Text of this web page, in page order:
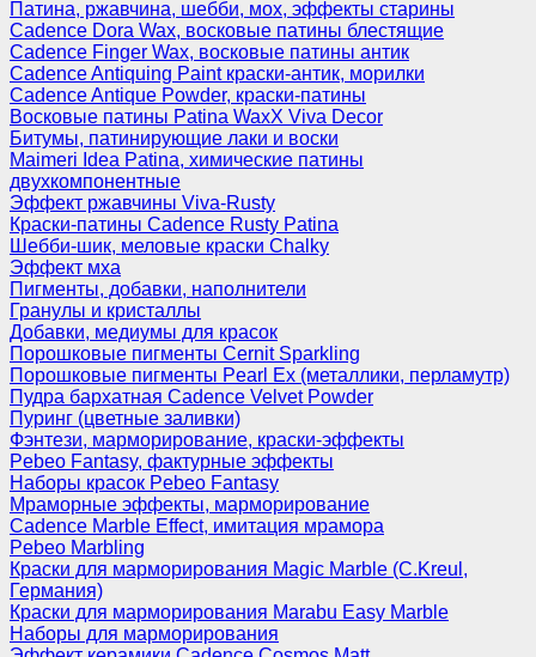
Патина, ржавчина, шебби, мох, эффекты старины
Cadence Dora Wax, восковые патины блестящие
Cadence Finger Wax, восковые патины антик
Сadence Antiquing Paint краски-антик, морилки
Cadence Antique Powder, краски-патины
Восковые патины Patina WaxX Viva Decor
Битумы, патинирующие лаки и воски
Maimeri Idea Patina, химические патины
двухкомпонентные
Эффект ржавчины Viva-Rusty
Краски-патины Cadence Rusty Patina
Шебби-шик, меловые краски Chalky
Эффект мха
Пигменты, добавки, наполнители
Гранулы и кристаллы
Добавки, медиумы для красок
Порошковые пигменты Cernit Sparkling
Порошковые пигменты Pearl Ex (металлики, перламутр)
Пудра бархатная Cadence Velvet Powder
Пуринг (цветные заливки)
Фэнтези, марморирование, краски-эффекты
Pebeo Fantasy, фактурные эффекты
Наборы красок Pebeo Fantasy
Мраморные эффекты, марморирование
Cadence Marble Effect, имитация мрамора
Pebeo Marbling
Краски для марморирования Magic Marble (C.Kreul,
Германия)
Краски для марморирования Marabu Easy Marble
Наборы для марморирования